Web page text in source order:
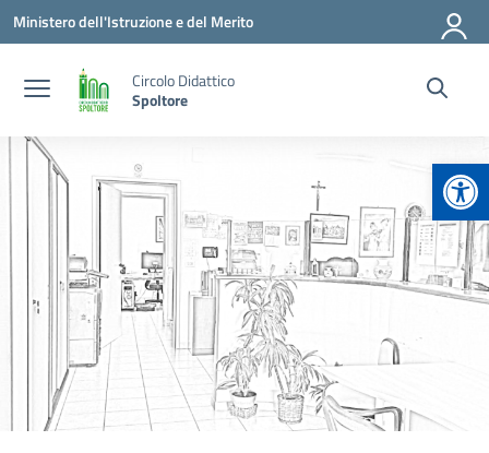
Vai ai contenuti
Vai al menu di navigazione
Vai al footer
Ministero dell'Istruzione e del Merito
Circolo Didattico
Spoltore